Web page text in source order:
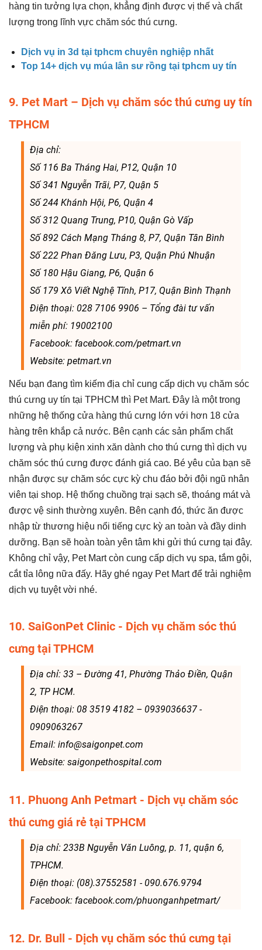
hàng tin tưởng lựa chọn, khẳng định được vị thế và chất
lượng trong lĩnh vực chăm sóc thú cưng.
Dịch vụ in 3d tại tphcm chuyên nghiệp nhất
Top 14+ dịch vụ múa lân sư rồng tại tphcm uy tín
9. Pet Mart – Dịch vụ chăm sóc thú cưng uy tín
TPHCM
Địa chỉ:
Số 116 Ba Tháng Hai, P12, Quận 10
Số 341 Nguyễn Trãi, P7, Quận 5
Số 244 Khánh Hội, P6, Quận 4
Số 312 Quang Trung, P10, Quận Gò Vấp
Số 892 Cách Mạng Tháng 8, P7, Quận Tân Bình
Số 222 Phan Đăng Lưu, P3, Quận Phú Nhuận
Số 180 Hậu Giang, P6, Quận 6
Số 179 Xô Viết Nghệ Tĩnh, P17, Quận Bình Thạnh
Điện thoại: 028 7106 9906 – Tổng đài tư vấn
miễn phí: 19002100
Facebook: facebook.com/petmart.vn
Website: petmart.vn
Nếu bạn đang tìm kiếm địa chỉ cung cấp dịch vụ chăm sóc
thú cưng uy tín tại TPHCM thì Pet Mart. Đây là một trong
những hệ thống cửa hàng thú cưng lớn với hơn 18 cửa
hàng trên khắp cả nước. Bên cạnh các sản phẩm chất
lượng và phụ kiện xinh xăn dành cho thú cưng thì dịch vụ
chăm sóc thú cưng được đánh giá cao. Bé yêu của bạn sẽ
nhận được sự chăm sóc cực kỳ chu đáo bởi đội ngũ nhân
viên tại shop. Hệ thống chuồng trại sạch sẽ, thoáng mát và
được vệ sinh thường xuyên. Bên cạnh đó, thức ăn được
nhập từ thương hiệu nổi tiếng cực kỳ an toàn và đầy dinh
dưỡng. Bạn sẽ hoàn toàn yên tâm khi gửi thú cưng tại đây.
Không chỉ vậy, Pet Mart còn cung cấp dịch vụ spa, tắm gội,
cắt tỉa lông nữa đấy. Hãy ghé ngay Pet Mart để trải nghiệm
dịch vụ tuyệt vời nhé.
10. SaiGonPet Clinic - Dịch vụ chăm sóc thú
cưng tại TPHCM
Địa chỉ: 33 – Đường 41, Phường Thảo Điền, Quận
2, TP HCM.
Điện thoại: 08 3519 4182 – 0939036637 -
0909063267
Email: info@saigonpet.com
Website: saigonpethospital.com
11. Phuong Anh Petmart - Dịch vụ chăm sóc
thú cưng giá rẻ tại TPHCM
Địa chỉ: 233B Nguyễn Văn Luông, p. 11, quận 6,
TPHCM.
Điện thoại: (08).37552581 - 090.676.9794
Facebook: facebook.com/phuonganhpetmart/
12. Dr. Bull - Dịch vụ chăm sóc thú cưng tại